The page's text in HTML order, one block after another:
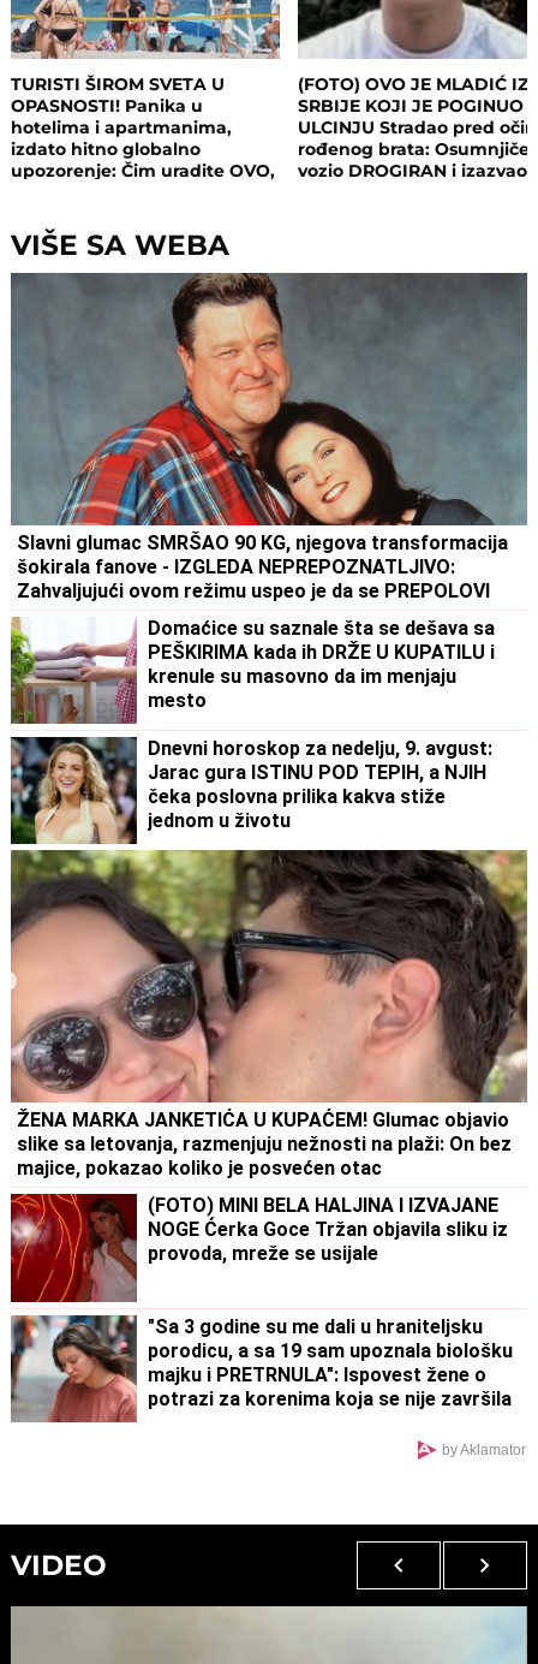
TURISTI ŠIROM SVETA U
OPASNOSTI! Panika u
hotelima i apartmanima,
izdato hitno globalno
upozorenje: Čim uradite OVO,
(FOTO) OVO JE MLADIĆ IZ
SRBIJE KOJI JE POGINUO
ULCINJU Stradao pred
rođenog brata:
vozio DROGIRAN i izazvao
VIŠE SA WEBA
Slavni glumac SMRŠAO 90 KG, njegova transformacija
šokirala fanove - IZGLEDA NEPREPOZNATLJIVO:
Zahvaljujući ovom režimu uspeo je da se PREPOLOVI
Domaćice su saznale šta se dešava sa
PEŠKIRIMA kada ih DRŽE U KUPATILU i
krenule su masovno da im menjaju
mesto
Dnevni horoskop za nedelju, 9. avgust:
Jarac gura ISTINU POD TEPIH, a NJIH
čeka poslovna prilika kakva stiže
jednom u životu
ŽENA MARKA JANKETIĆA U KUPAĆEM! Glumac objavio
slike sa letovanja, razmenjuju nežnosti na plaži: On bez
majice, pokazao koliko je posvećen otac
(FOTO) MINI BELA HALJINA I IZVAJANE
NOGE Ćerka Goce Tržan objavila sliku iz
provoda, mreže se usijale
"Sa 3 godine su me dali u hraniteljsku
porodicu, a sa 19 sam upoznala biološku
majku i PRETRNULA": Ispovest žene o
potrazi za korenima koja se nije završila
by Aklamator
VIDEO